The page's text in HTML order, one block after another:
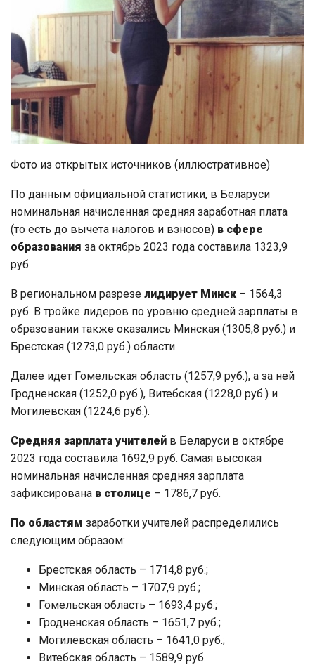
Фото из открытых источников (иллюстративное)
По данным официальной статистики, в Беларуси
номинальная начисленная средняя заработная плата
(то есть до вычета налогов и взносов) в сфере
образования за октябрь 2023 года составила 1323,9
руб.
В региональном разрезе лидирует Минск – 1564,3
руб. В тройке лидеров по уровню средней зарплаты в
образовании также оказались Минская (1305,8 руб.) и
Брестская (1273,0 руб.) области.
Далее идет Гомельская область (1257,9 руб.), а за ней
Гродненская (1252,0 руб.), Витебская (1228,0 руб.) и
Могилевская (1224,6 руб.).
Средняя зарплата учителей в Беларуси в октябре
2023 года составила 1692,9 руб. Самая высокая
номинальная начисленная средняя зарплата
зафиксирована в столице – 1786,7 руб.
По областям заработки учителей распределились
следующим образом:
Брестская область – 1714,8 руб.;
Минская область – 1707,9 руб.;
Гомельская область – 1693,4 руб.;
Гродненская область – 1651,7 руб.;
Могилевская область – 1641,0 руб.;
Витебская область – 1589,9 руб.